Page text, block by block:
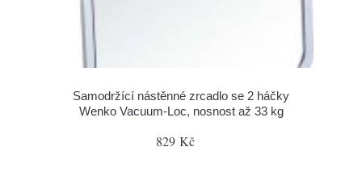
Samodržící nástěnné zrcadlo se 2 háčky
Wenko Vacuum-Loc, nosnost až 33 kg
829 Kč